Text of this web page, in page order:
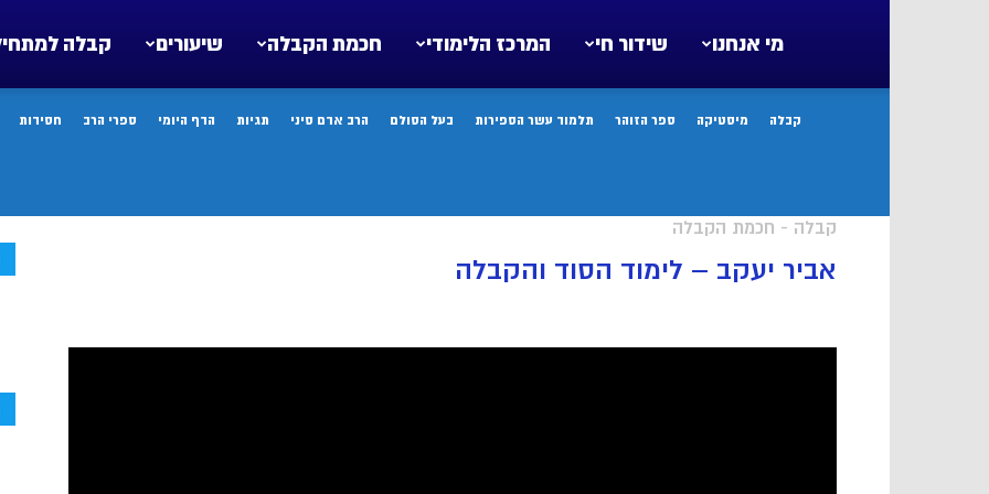
קבלה שיעורים חכמת הקבלה המרכז הלימודי שידור חי מי אנחנו
קבלה מיסטיקה ספר הזוהר תלמוד עשר הספירות בעל הסולם הרב אדם סיני תגיות הדף היומי ספרי הרב חסידות
קבלה - חכמת הקבלה
אביר יעקב – לימוד הסוד והקבלה